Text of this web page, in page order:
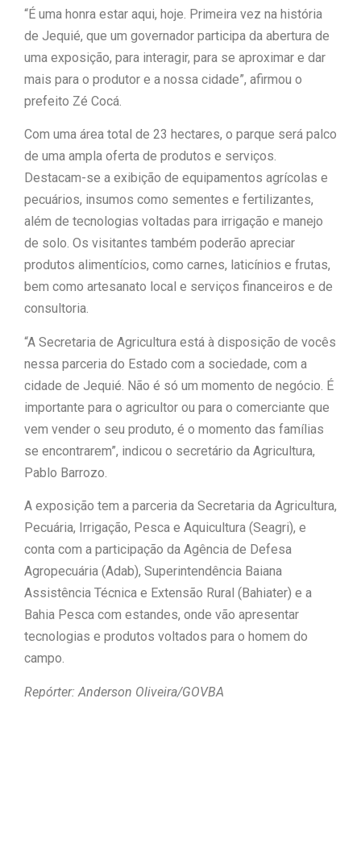
“É uma honra estar aqui, hoje. Primeira vez na história
de Jequié, que um governador participa da abertura de
uma exposição, para interagir, para se aproximar e dar
mais para o produtor e a nossa cidade”, afirmou o
prefeito Zé Cocá.
Com uma área total de 23 hectares, o parque será palco
de uma ampla oferta de produtos e serviços.
Destacam-se a exibição de equipamentos agrícolas e
pecuários, insumos como sementes e fertilizantes,
além de tecnologias voltadas para irrigação e manejo
de solo. Os visitantes também poderão apreciar
produtos alimentícios, como carnes, laticínios e frutas,
bem como artesanato local e serviços financeiros e de
consultoria.
“A Secretaria de Agricultura está à disposição de vocês
nessa parceria do Estado com a sociedade, com a
cidade de Jequié. Não é só um momento de negócio. É
importante para o agricultor ou para o comerciante que
vem vender o seu produto, é o momento das famílias
se encontrarem”, indicou o secretário da Agricultura,
Pablo Barrozo.
A exposição tem a parceria da Secretaria da Agricultura,
Pecuária, Irrigação, Pesca e Aquicultura (Seagri), e
conta com a participação da Agência de Defesa
Agropecuária (Adab), Superintendência Baiana
Assistência Técnica e Extensão Rural (Bahiater) e a
Bahia Pesca com estandes, onde vão apresentar
tecnologias e produtos voltados para o homem do
campo.
Repórter: Anderson Oliveira/GOVBA